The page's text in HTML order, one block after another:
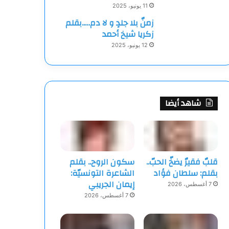
11 يونيو، 2025
زمنٌ بلا جلدٍ و لا دم…..بقلم
زكريا شيخ أحمد
12 يونيو، 2025
شاهد أيضا
قلبٌ فقيرٌ يضخّ الحبّ..
بقلم: سلطان فؤاد
7 أغسطس، 2026
سكون الروح.. بقلم
الشاعرة التونسيّة:
إيمان الجريبي
7 أغسطس، 2026